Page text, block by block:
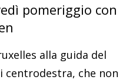
pomeriggio con
alla guida del
centrodestra, che non